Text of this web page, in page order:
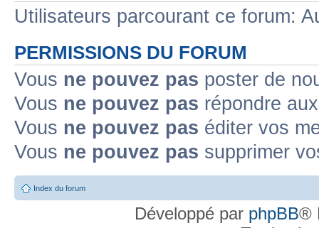
Utilisateurs parcourant ce forum:
PERMISSIONS DU FORUM
Vous ne pouvez pas poster de
Vous ne pouvez pas répondre
Vous ne pouvez pas éditer vos
Vous ne pouvez pas supprimer
Index du forum
Développé par phpBB®